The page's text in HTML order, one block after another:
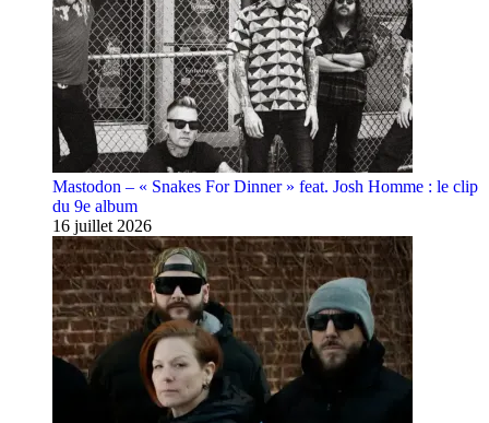
Mastodon – « Snakes For Dinner » feat. Josh Homme : le clip
du 9e album
16 juillet 2026